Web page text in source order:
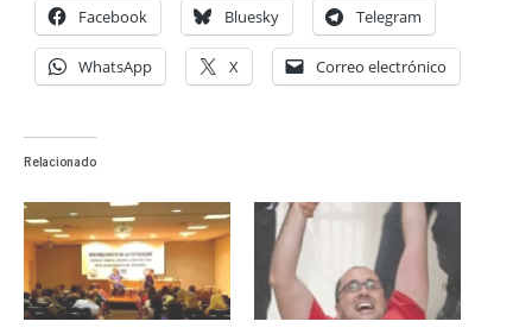
Facebook Bluesky Telegram
WhatsApp X Correo electrónico
Relacionado